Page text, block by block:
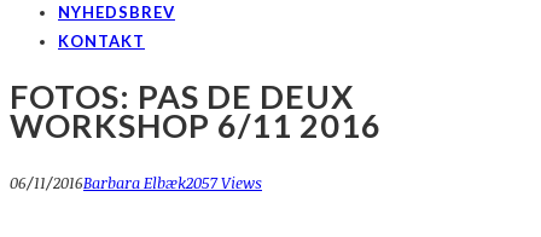
NYHEDSBREV
KONTAKT
FOTOS: PAS DE DEUX
WORKSHOP 6/11 2016
06/11/2016Barbara Elbæk2057 Views